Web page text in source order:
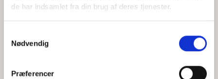
de har indsamlet fra din brug af deres tjenester.
Nødvendig
Præferencer